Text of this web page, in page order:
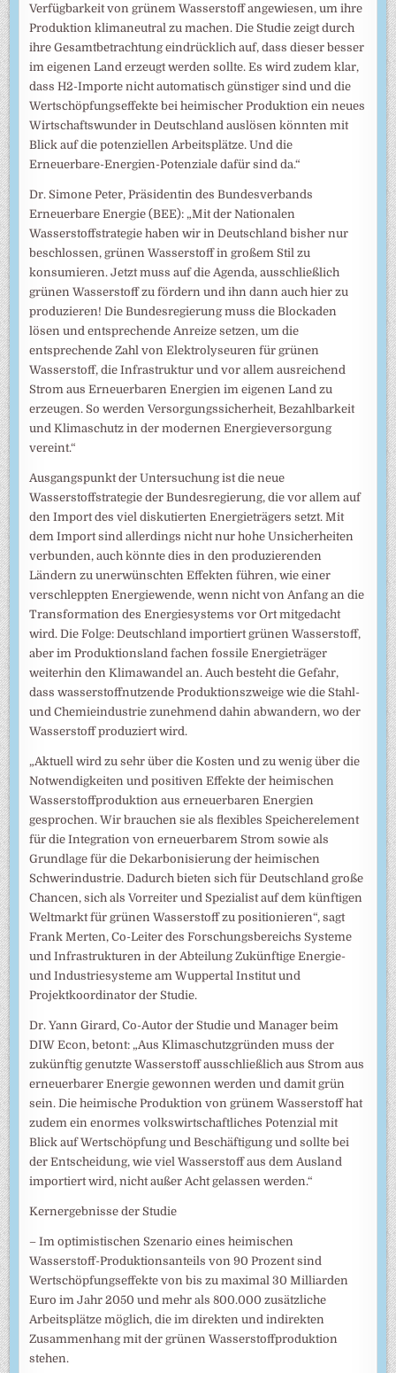
Verfügbarkeit von grünem Wasserstoff angewiesen, um ihre
Produktion klimaneutral zu machen. Die Studie zeigt durch
ihre Gesamtbetrachtung eindrücklich auf, dass dieser besser
im eigenen Land erzeugt werden sollte. Es wird zudem klar,
dass H2-Importe nicht automatisch günstiger sind und die
Wertschöpfungseffekte bei heimischer Produktion ein neues
Wirtschaftswunder in Deutschland auslösen könnten mit
Blick auf die potenziellen Arbeitsplätze. Und die
Erneuerbare-Energien-Potenziale dafür sind da.“
Dr. Simone Peter, Präsidentin des Bundesverbands
Erneuerbare Energie (BEE): „Mit der Nationalen
Wasserstoffstrategie haben wir in Deutschland bisher nur
beschlossen, grünen Wasserstoff in großem Stil zu
konsumieren. Jetzt muss auf die Agenda, ausschließlich
grünen Wasserstoff zu fördern und ihn dann auch hier zu
produzieren! Die Bundesregierung muss die Blockaden
lösen und entsprechende Anreize setzen, um die
entsprechende Zahl von Elektrolyseuren für grünen
Wasserstoff, die Infrastruktur und vor allem ausreichend
Strom aus Erneuerbaren Energien im eigenen Land zu
erzeugen. So werden Versorgungssicherheit, Bezahlbarkeit
und Klimaschutz in der modernen Energieversorgung
vereint.“
Ausgangspunkt der Untersuchung ist die neue
Wasserstoffstrategie der Bundesregierung, die vor allem auf
den Import des viel diskutierten Energieträgers setzt. Mit
dem Import sind allerdings nicht nur hohe Unsicherheiten
verbunden, auch könnte dies in den produzierenden
Ländern zu unerwünschten Effekten führen, wie einer
verschleppten Energiewende, wenn nicht von Anfang an die
Transformation des Energiesystems vor Ort mitgedacht
wird. Die Folge: Deutschland importiert grünen Wasserstoff,
aber im Produktionsland fachen fossile Energieträger
weiterhin den Klimawandel an. Auch besteht die Gefahr,
dass wasserstoffnutzende Produktionszweige wie die Stahl-
und Chemieindustrie zunehmend dahin abwandern, wo der
Wasserstoff produziert wird.
„Aktuell wird zu sehr über die Kosten und zu wenig über die
Notwendigkeiten und positiven Effekte der heimischen
Wasserstoffproduktion aus erneuerbaren Energien
gesprochen. Wir brauchen sie als flexibles Speicherelement
für die Integration von erneuerbarem Strom sowie als
Grundlage für die Dekarbonisierung der heimischen
Schwerindustrie. Dadurch bieten sich für Deutschland große
Chancen, sich als Vorreiter und Spezialist auf dem künftigen
Weltmarkt für grünen Wasserstoff zu positionieren“, sagt
Frank Merten, Co-Leiter des Forschungsbereichs Systeme
und Infrastrukturen in der Abteilung Zukünftige Energie-
und Industriesysteme am Wuppertal Institut und
Projektkoordinator der Studie.
Dr. Yann Girard, Co-Autor der Studie und Manager beim
DIW Econ, betont: „Aus Klimaschutzgründen muss der
zukünftig genutzte Wasserstoff ausschließlich aus Strom aus
erneuerbarer Energie gewonnen werden und damit grün
sein. Die heimische Produktion von grünem Wasserstoff hat
zudem ein enormes volkswirtschaftliches Potenzial mit
Blick auf Wertschöpfung und Beschäftigung und sollte bei
der Entscheidung, wie viel Wasserstoff aus dem Ausland
importiert wird, nicht außer Acht gelassen werden.“
Kernergebnisse der Studie
– Im optimistischen Szenario eines heimischen
Wasserstoff-Produktionsanteils von 90 Prozent sind
Wertschöpfungseffekte von bis zu maximal 30 Milliarden
Euro im Jahr 2050 und mehr als 800.000 zusätzliche
Arbeitsplätze möglich, die im direkten und indirekten
Zusammenhang mit der grünen Wasserstoffproduktion
stehen.